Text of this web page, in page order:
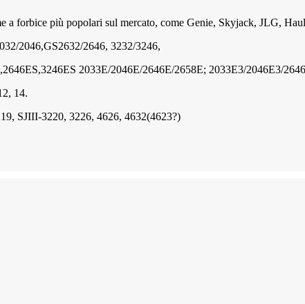
a forbice più popolari sul mercato, come Genie, Skyjack, JLG,
2046,GS2632/2646, 3232/3246,
2033E/2046E/2646E/2658E; 2033E3/2046E3/
14.
SJIII-3220, 3226, 4626, 4632(4623?)